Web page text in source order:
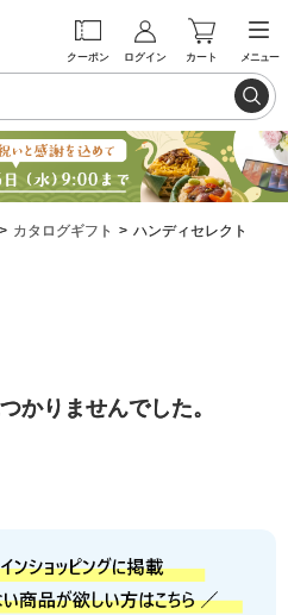
クーポン ログイン カート メニュー
カタログギフト ハンディセレクト
かりませんでした。